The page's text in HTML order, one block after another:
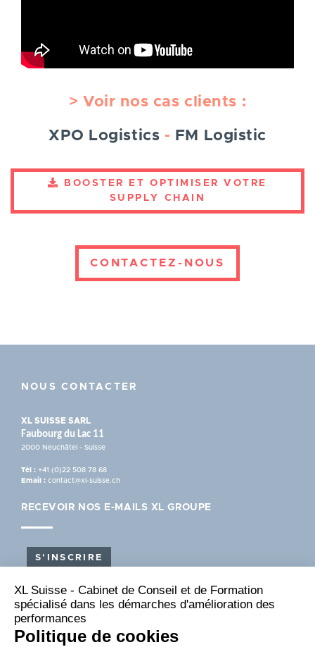
XL Suisse - Cabinet de Conseil et de Formation
spécialisé dans les démarches d'amélioration des
performances
Politique de cookies
> Voir nos cas clients :
XPO Logistics - FM Logistic
BOOSTER ET OPTIMISER VOTRE
SUPPLY CHAIN
CONTACTEZ-NOUS
NOUS CONTACTER
XL SUISSE SARL
Faubourg du Lac 11
2000 Neuchâtel - Suisse
Tél : +41 (0)22 508 78 68
Email : contact@xl-suisse.ch
RECEVOIR NOS E-MAILS XL GROUPE
S'INSCRIRE
NOUS SUIVRE